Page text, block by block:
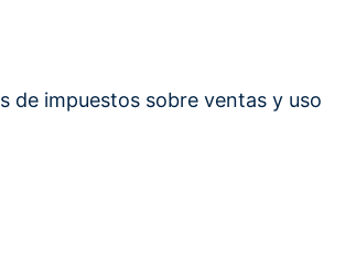
de impuestos sobre ventas y uso